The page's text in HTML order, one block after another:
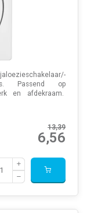
Passend op
en afdekraam.
13,39
6,56